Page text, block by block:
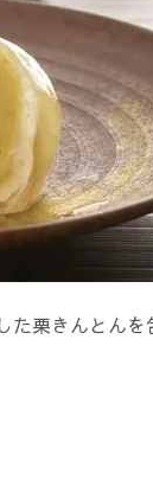
栗きんとんを